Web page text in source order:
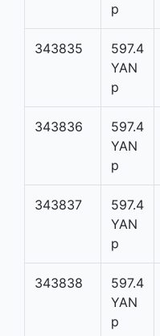
p
343835
597.4
YAN
p
343836
597.4
YAN
p
343837
597.4
YAN
p
343838
597.4
YAN
p